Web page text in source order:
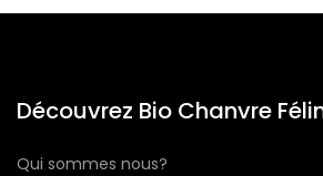
Découvrez Bio Chanvre
Qui sommes nous?